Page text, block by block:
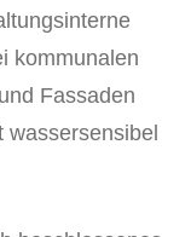
kommunalen
Fassaden
wassersensibel